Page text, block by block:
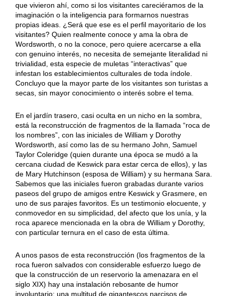
que vivieron ahí, como si los visitantes careciéramos de la
imaginación o la inteligencia para formarnos nuestras
propias ideas. ¿Será que ese es el perfil mayoritario de los
visitantes? Quien realmente conoce y ama la obra de
Wordsworth, o no la conoce, pero quiere acercarse a ella
con genuino interés, no necesita de semejante literalidad ni
trivialidad, esta especie de muletas “interactivas” que
infestan los establecimientos culturales de toda índole.
Concluyo que la mayor parte de los visitantes son turistas a
secas, sin mayor conocimiento o interés sobre el tema.
En el jardín trasero, casi oculta en un nicho en la sombra,
está la reconstrucción de fragmentos de la llamada “roca de
los nombres”, con las iniciales de William y Dorothy
Wordsworth, así como las de su hermano John, Samuel
Taylor Coleridge (quien durante una época se mudó a la
cercana ciudad de Keswick para estar cerca de ellos), y las
de Mary Hutchinson (esposa de William) y su hermana Sara.
Sabemos que las iniciales fueron grabadas durante varios
paseos del grupo de amigos entre Keswick y Grasmere, en
uno de sus parajes favoritos. Es un testimonio elocuente, y
conmovedor en su simplicidad, del afecto que los unía, y la
roca aparece mencionada en la obra de William y Dorothy,
con particular ternura en el caso de esta última.
A unos pasos de esta reconstrucción (los fragmentos de la
roca fueron salvados con considerable esfuerzo luego de
que la construcción de un reservorio la amenazara en el
siglo XIX) hay una instalación rebosante de humor
involuntario: una multitud de gigantescos narcisos de